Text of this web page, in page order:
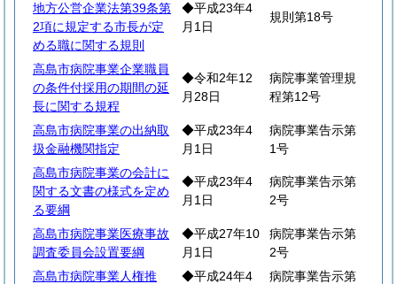
地方公営企業法第39条第
2項に規定する市長が定
める職に関する規則
◆平成23年4
月1日
規則第18号
高島市病院事業企業職員
の条件付採用の期間の延
長に関する規程
◆令和2年12
月28日
病院事業管理規
程第12号
高島市病院事業の出納取
扱金融機関指定
◆平成23年4
月1日
病院事業告示第
1号
高島市病院事業の会計に
関する文書の様式を定め
る要綱
◆平成23年4
月1日
病院事業告示第
2号
高島市病院事業医療事故
調査委員会設置要綱
◆平成27年10
月1日
病院事業告示第
2号
高島市病院事業人権推
◆平成24年4
病院事業告示第